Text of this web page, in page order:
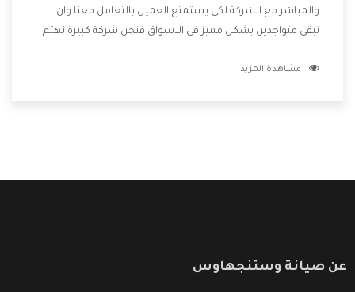
والمباشر مع الشركة لكى يستمتع العميل بالتعامل معنا وان
نبقى متواجدين بشكل مميز فى الاسواق فنحن شركة كبيرة نهتم
الشركة بها والتى تكون منها خدمة الصيانة التى تكون من أهم
مشاهدة المزيد
عن صيانة وستنجهاوس